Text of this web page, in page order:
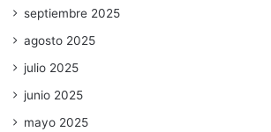
septiembre 2025
agosto 2025
julio 2025
junio 2025
mayo 2025